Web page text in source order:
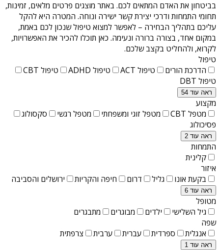
בביטחון את האדם המתאים לכם. באתר מוצגים פרטים מלאים, זמינות,
תחומי התמחות ודרכי יצירת קשר ישירה ונוחה. המטרה היא להקל
עליכם בתהליך הבחירה – לאפשר למצוא טיפול שנכון לכם באמת,
במקום אחד, בצורה ברורה ונעימה. כאן תוכלו להכיר את האפשרויות,
לקרוא, ולהחליט בקצב שלכם.
טיפול
הדרכת הורים
טיפול ACT טיפול ADHD
טיפול CBT
טיפול DBT
ראה עוד 54
מקצוע
מטפל CBT
מטפל זוגי ומשפחתי מטפל רגשי
סקסולוג
פסיכולוג
ראה עוד 2
התמחות
קלינית
איזור
בקעת אונו
גליל דרום חיפה והקריות ירושלים והסביבה
ראה עוד 6
מטופל
גיל השלישי
ילדים מבוגרים
מתבגרים
שפה
אנגלית
ספרדית עברית ערבית צרפתית
ראה עוד 1